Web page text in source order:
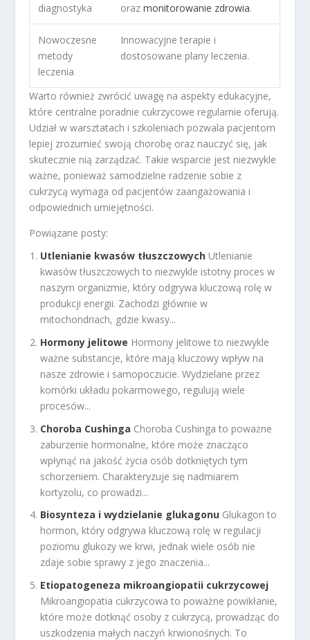
diagnostyka
orazmonitorowanie zdrowia.
Nowoczesne
metody
leczenia
Innowacyjne terapie i
dostosowane plany leczenia.
Warto również zwrócić uwagę na aspekty edukacyjne,
które centralne poradnie cukrzycowe regularnie oferują.
Udział w warsztatach i szkoleniach pozwala pacjentom
lepiej zrozumieć swoją chorobę oraz nauczyć się, jak
skutecznie nią zarządzać. Takie wsparcie jest niezwykle
ważne, ponieważ samodzielne radzenie sobie z
cukrzycą wymaga od pacjentów zaangażowania i
odpowiednich umiejętności.
Powiązane posty:
Utlenianie kwasów tłuszczowych Utlenianie
kwasów tłuszczowych to niezwykle istotny proces w
naszym organizmie, który odgrywa kluczową rolę w
produkcji energii. Zachodzi głównie w
mitochondriach, gdzie kwasy...
Hormony jelitowe Hormony jelitowe to niezwykle
ważne substancje, które mają kluczowy wpływ na
nasze zdrowie i samopoczucie. Wydzielane przez
komórki układu pokarmowego, regulują wiele
procesów...
Choroba Cushinga Choroba Cushinga to poważne
zaburzenie hormonalne, które może znacząco
wpłynąć na jakość życia osób dotkniętych tym
schorzeniem. Charakteryzuje się nadmiarem
kortyzolu, co prowadzi...
Biosynteza i wydzielanie glukagonu Glukagon to
hormon, który odgrywa kluczową rolę w regulacji
poziomu glukozy we krwi, jednak wiele osób nie
zdaje sobie sprawy z jego znaczenia...
Etiopatogeneza mikroangiopatii cukrzycowej
Mikroangiopatia cukrzycowa to poważne powikłanie,
które może dotknąć osoby z cukrzycą, prowadząc do
uszkodzenia małych naczyń krwionośnych. To